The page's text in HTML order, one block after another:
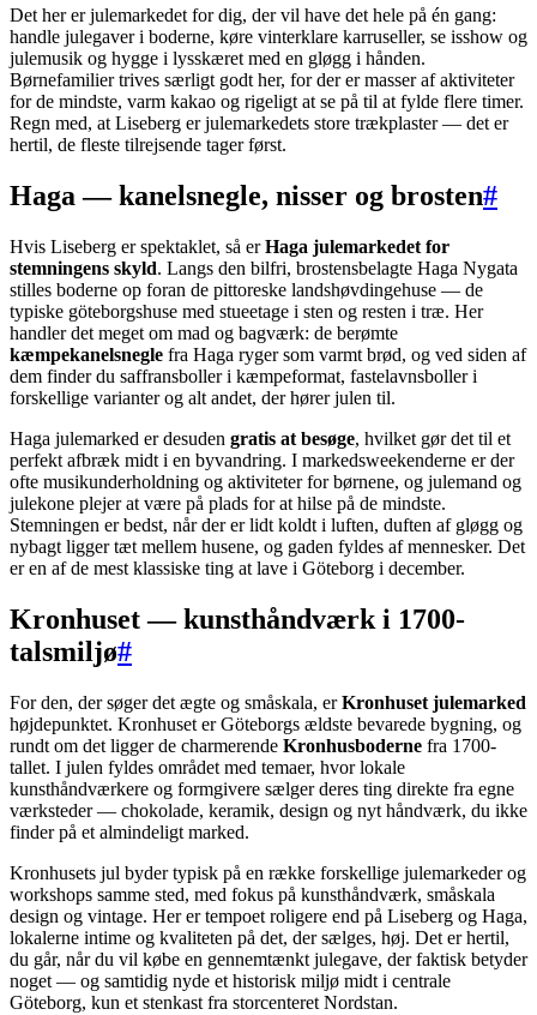
Det her er julemarkedet for dig, der vil have det hele på én gang:
handle julegaver i boderne, køre vinterklare karruseller, se isshow og
julemusik og hygge i lysskæret med en gløgg i hånden.
Børnefamilier trives særligt godt her, for der er masser af aktiviteter
for de mindste, varm kakao og rigeligt at se på til at fylde flere timer.
Regn med, at Liseberg er julemarkedets store trækplaster — det er
hertil, de fleste tilrejsende tager først.
Haga — kanelsnegle, nisser og brosten#
Hvis Liseberg er spektaklet, så erHaga julemarkedet for
stemningens skyld. Langs den bilfri, brostensbelagte Haga Nygata
stilles boderne op foran de pittoreske landshøvdingehuse — de
typiske göteborgshuse med stueetage i sten og resten i træ. Her
handler det meget om mad og bagværk: de berømte
kæmpekanelsnegle fra Haga ryger som varmt brød, og ved siden af
dem finder du saffransboller i kæmpeformat, fastelavnsboller i
forskellige varianter og alt andet, der hører julen til.
Haga julemarked er desuden gratis at besøge, hvilket gør det til et
perfekt afbræk midt i en byvandring. I markedsweekenderne er der
ofte musikunderholdning og aktiviteter for børnene, og julemand og
julekone plejer at være på plads for at hilse på de mindste.
Stemningen er bedst, når der er lidt koldt i luften, duften af gløgg og
nybagt ligger tæt mellem husene, og gaden fyldes af mennesker. Det
er en af de mest klassiske ting at lave i Göteborg i december.
Kronhuset — kunsthåndværk i 1700-
talsmiljø#
For den, der søger det ægte og småskala, erKronhuset julemarked
højdepunktet. Kronhuset er Göteborgs ældste bevarede bygning, og
rundt om det ligger de charmerende Kronhusboderne fra 1700-
tallet. I julen fyldes området med temaer, hvor lokale
kunsthåndværkere og formgivere sælger deres ting direkte fra egne
værksteder — chokolade, keramik, design og nyt håndværk, du ikke
finder på et almindeligt marked.
Kronhusets jul byder typisk på en række forskellige julemarkeder og
workshops samme sted, med fokus på kunsthåndværk, småskala
design og vintage. Her er tempoet roligere end på Liseberg og Haga,
lokalerne intime og kvaliteten på det, der sælges, høj. Det er hertil,
du går, når du vil købe en gennemtænkt julegave, der faktisk betyder
noget — og samtidig nyde et historisk miljø midt i centrale
Göteborg, kun et stenkast fra storcenteret Nordstan.